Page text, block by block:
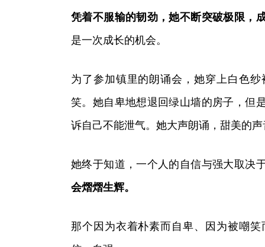
凭着不服输的韧劲，她不断突破极限，
是一次成长的机会。
为了参加镇里的朗诵会，她穿上白色
笑。她自卑地想退回绿山墙的房子，但
诉自己不能泄气。她大声朗诵，甜美的
她终于知道，一个人的自信与强大取决
会熠熠生辉。
那个因为衣着朴素而自卑、因为被嘲